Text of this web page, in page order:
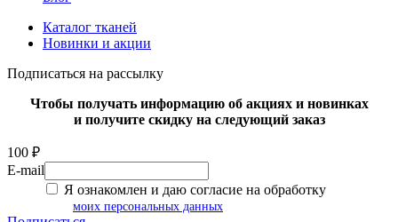
Каталог тканей
Новинки и акции
Подписаться на рассылку
Чтобы получать информацию об акциях и новинках
и получите скидку на следующий заказ
100 ₽
E-mail
Я ознакомлен и даю согласие на обработку
моих персональных данных